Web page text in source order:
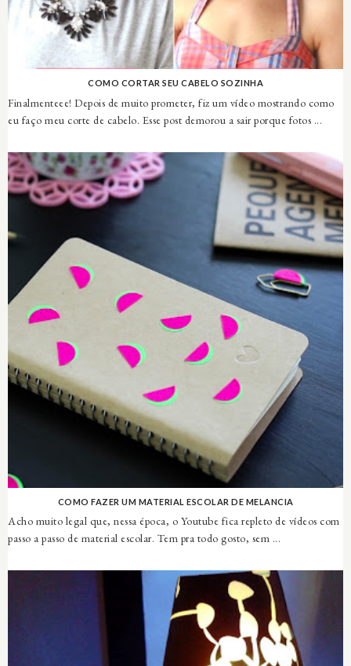
COMO CORTAR SEU CABELO SOZINHA
Finalmenteee! Depois de muito prometer, fiz um vídeo mostrando como
eu faço meu corte de cabelo. Esse post demorou a sair porque fotos ...
COMO FAZER UM MATERIAL ESCOLAR DE MELANCIA
Acho muito legal que, nessa época, o Youtube fica repleto de vídeos com
passo a passo de material escolar. Tem pra todo gosto, sem ...